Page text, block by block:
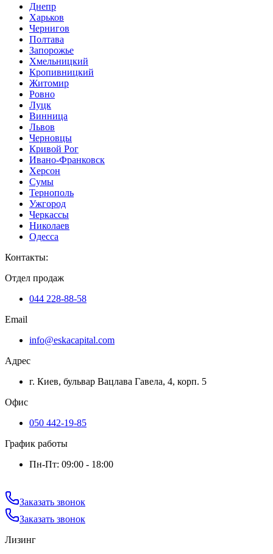
Днепр
Харьков
Чернигов
Полтава
Запорожье
Хмельницкий
Кропивницкий
Житомир
Ровно
Луцк
Винница
Львов
Черновцы
Кривой Рог
Ивано-Франковск
Херсон
Сумы
Тернополь
Ужгород
Черкассы
Николаев
Одесса
Контакты:
Отдел продаж
044 228-88-58
Email
info@eskacapital.com
Адрес
г. Киев, бульвар Вацлава Гавела, 4, корп. 5
Офис
050 442-19-85
График работы
Пн-Пт: 09:00 - 18:00
Заказать звонок
Заказать звонок
Лизинг